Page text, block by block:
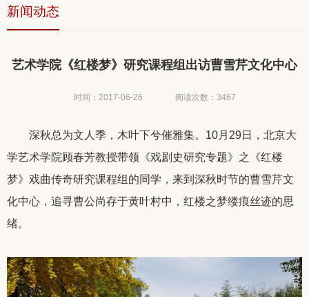
新闻动态
艺术学院《红楼梦》研究课程组出访曹雪芹文化中心
时间：2017-06-26 阅读次数： 3467
深秋总为文人季，木叶下兮催雅集。10月29日，北京大
学艺术学院顾春芳教授带领《戏剧史研究专题》之《红楼
梦》戏曲传奇研究课程组的同学，来到深秋时节的曹雪芹文
化中心，追寻曹公尚存于黄叶村中，红楼之梦缕痕丝迹的思
绪。